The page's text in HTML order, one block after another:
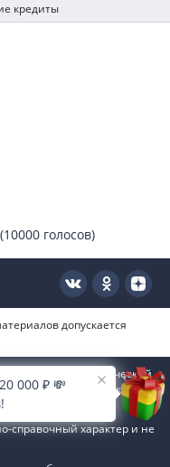
кредиты
10000 голосов)
допускается
юридический
округ Коньково,
справочный характер и не
000 ₽ 💸